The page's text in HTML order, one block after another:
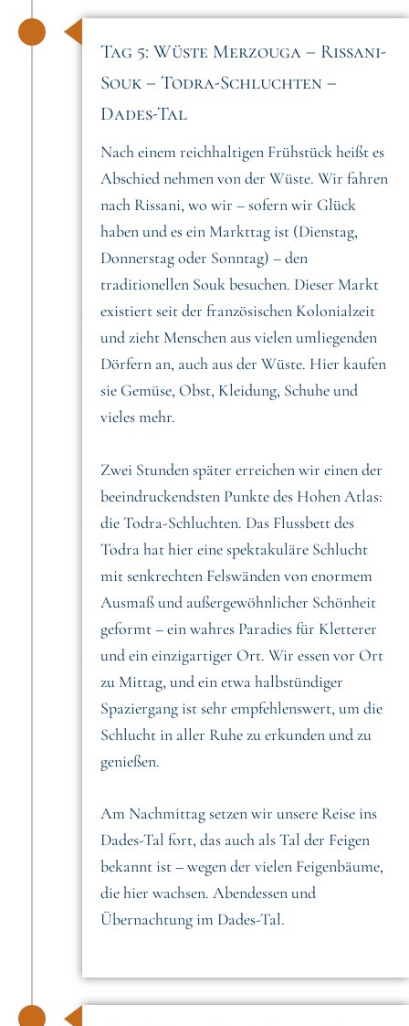
Tag 5: Wüste Merzouga – Rissani-
Souk – Todra-Schluchten –
Dades-Tal
Nach einem reichhaltigen Frühstück heißt es
Abschied nehmen von der Wüste. Wir fahren
nach Rissani, wo wir – sofern wir Glück
haben und es ein Markttag ist (Dienstag,
Donnerstag oder Sonntag) – den
traditionellen Souk besuchen. Dieser Markt
existiert seit der französischen Kolonialzeit
und zieht Menschen aus vielen umliegenden
Dörfern an, auch aus der Wüste. Hier kaufen
sie Gemüse, Obst, Kleidung, Schuhe und
vieles mehr.
Zwei Stunden später erreichen wir einen der
beeindruckendsten Punkte des Hohen Atlas:
die Todra-Schluchten. Das Flussbett des
Todra hat hier eine spektakuläre Schlucht
mit senkrechten Felswänden von enormem
Ausmaß und außergewöhnlicher Schönheit
geformt – ein wahres Paradies für Kletterer
und ein einzigartiger Ort. Wir essen vor Ort
zu Mittag, und ein etwa halbstündiger
Spaziergang ist sehr empfehlenswert, um die
Schlucht in aller Ruhe zu erkunden und zu
genießen.
Am Nachmittag setzen wir unsere Reise ins
Dades-Tal fort, das auch als Tal der Feigen
bekannt ist – wegen der vielen Feigenbäume,
die hier wachsen. Abendessen und
Übernachtung im Dades-Tal.